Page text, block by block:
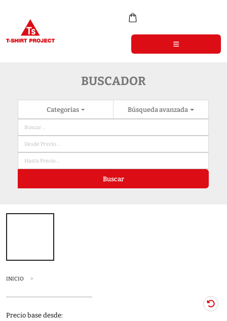
BUSCADOR
Categorias Búsqueda avanzada
Buscar
INICIO
Precio base desde: